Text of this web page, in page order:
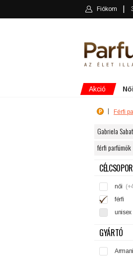
Fiókom
Akció
Férfi
Gabriela
férfi parfümök
SZŰRÉS
női
férfi
unisex
GYÁRTÓ
Armani